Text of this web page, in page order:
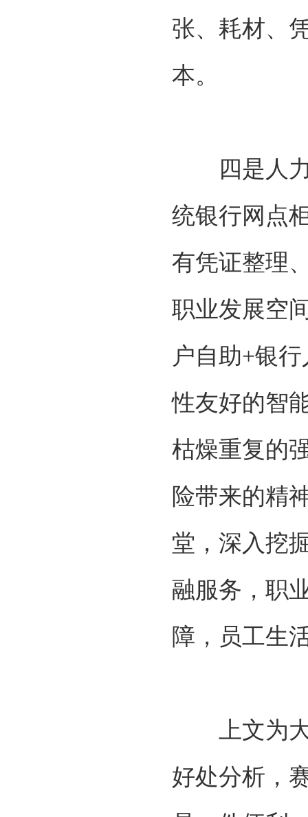
张、耗材、
本。
四是人力
统银行网点
有凭证整理
职业发展空
户自助+银
性友好的智
枯燥重复的
险带来的精
堂，深入挖
融服务，职
障，员工生
上文为大
好处分析，